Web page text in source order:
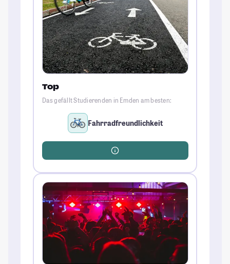
Top
Das gefällt Studierenden in Emden am besten:
Fahrradfreundlichkeit